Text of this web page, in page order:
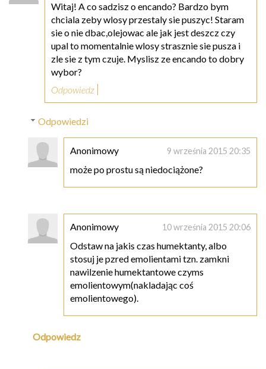
Witaj! A co sadzisz o encando? Bardzo bym
chciala zeby wlosy przestaly sie puszyc! Staram
sie o nie dbac,olejowac ale jak jest deszcz czy
upal to momentalnie wlosy strasznie sie pusza i
zle sie z tym czuje. Myslisz ze encando to dobry
wybor?
Odpowiedz
Odpowiedzi
Anonimowy 9 września 2015 20:35
może po prostu są niedociążone?
Anonimowy 10 września 2015 20:06
Odstaw na jakis czas humektanty, albo
stosuj je pzred emolientami tzn. zamkni
nawilzenie humektantowe czyms
emolientowym(nakladając coś
emolientowego).
Odpowiedz